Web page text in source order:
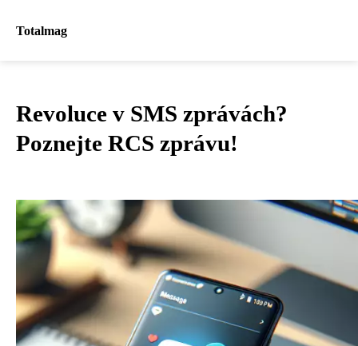
Totalmag
Revoluce v SMS zprávách?
Poznejte RCS zprávu!